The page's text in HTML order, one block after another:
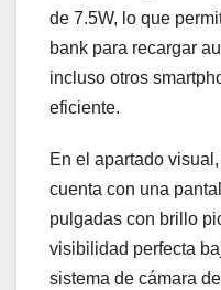
de 7.5W, lo que
bank para recargar
incluso otros
eficiente.
En el apartado
cuenta con una
pulgadas con brillo
visibilidad perfecta
sistema de cámara